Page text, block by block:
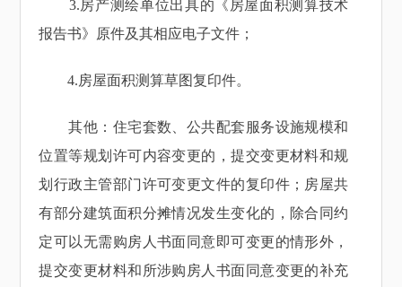
3.房产测绘单位出具的《房屋面积测算技术
报告书》原件及其相应电子文件；
4.房屋面积测算草图复印件。
其他：住宅套数、公共配套服务设施规模和
位置等规划许可内容变更的，提交变更材料和规
划行政主管部门许可变更文件的复印件；房屋共
有部分建筑面积分摊情况发生变化的，除合同约
定可以无需购房人书面同意即可变更的情形外，
提交变更材料和所涉购房人书面同意变更的补充